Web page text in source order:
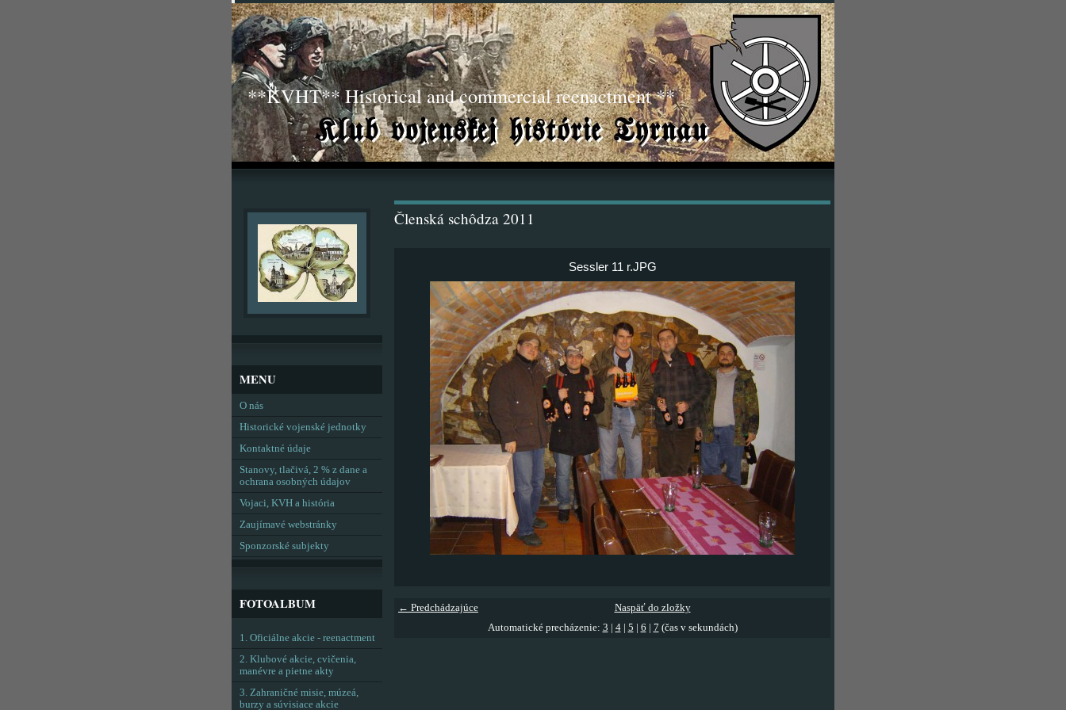
**KVHT** Historical and commercial reenactment **
Členská schôdza 2011
Sessler 11 r.JPG
← Predchádzajúce
Naspäť do zložky
Automatické precházenie: 3 4| 5 6 7 (čas v sekundách)
MENU
O nás
Historické vojenské jednotky
Kontaktné údaje
Stanovy, tlačivá, 2 % z dane a
ochrana osobných údajov
Vojaci, KVH a história
Zaujímavé webstránky
Sponzorské subjekty
FOTOALBUM
1. Oficiálne akcie - reenactment
2. Klubové akcie, cvičenia,
manévre a pietne akty
3. Zahraničné misie, múzeá,
burzy a súvisiace akcie